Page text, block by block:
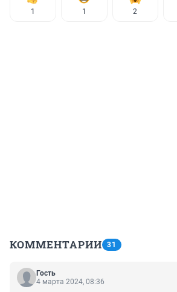
1 1 2
КОММЕНТАРИИ 31
Гость
4 марта 2024, 08:36